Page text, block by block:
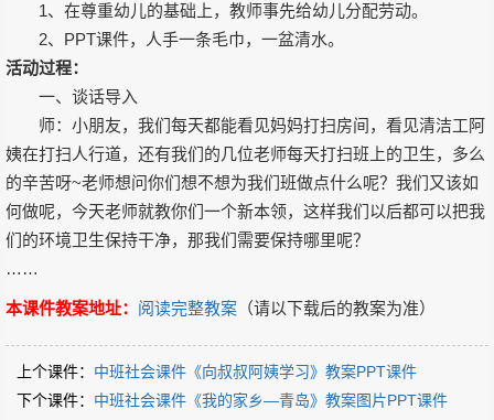
1、在尊重幼儿的基础上，教师事先给幼儿分配劳动。
2、PPT课件，人手一条毛巾，一盆清水。
活动过程：
一、谈话导入
师：小朋友，我们每天都能看见妈妈打扫房间，看见清洁工阿
姨在打扫人行道，还有我们的几位老师每天打扫班上的卫生，多么
的辛苦呀~老师想问你们想不想为我们班做点什么呢？我们又该如
何做呢，今天老师就教你们一个新本领，这样我们以后都可以把我
们的环境卫生保持干净，那我们需要保持哪里呢？
……
本课件教案地址： 阅读完整教案 （请以下载后的教案为准）
上个课件： 中班社会课件《向叔叔阿姨学习》教案PPT课件
下个课件： 中班社会课件《我的家乡—青岛》教案图片PPT课件